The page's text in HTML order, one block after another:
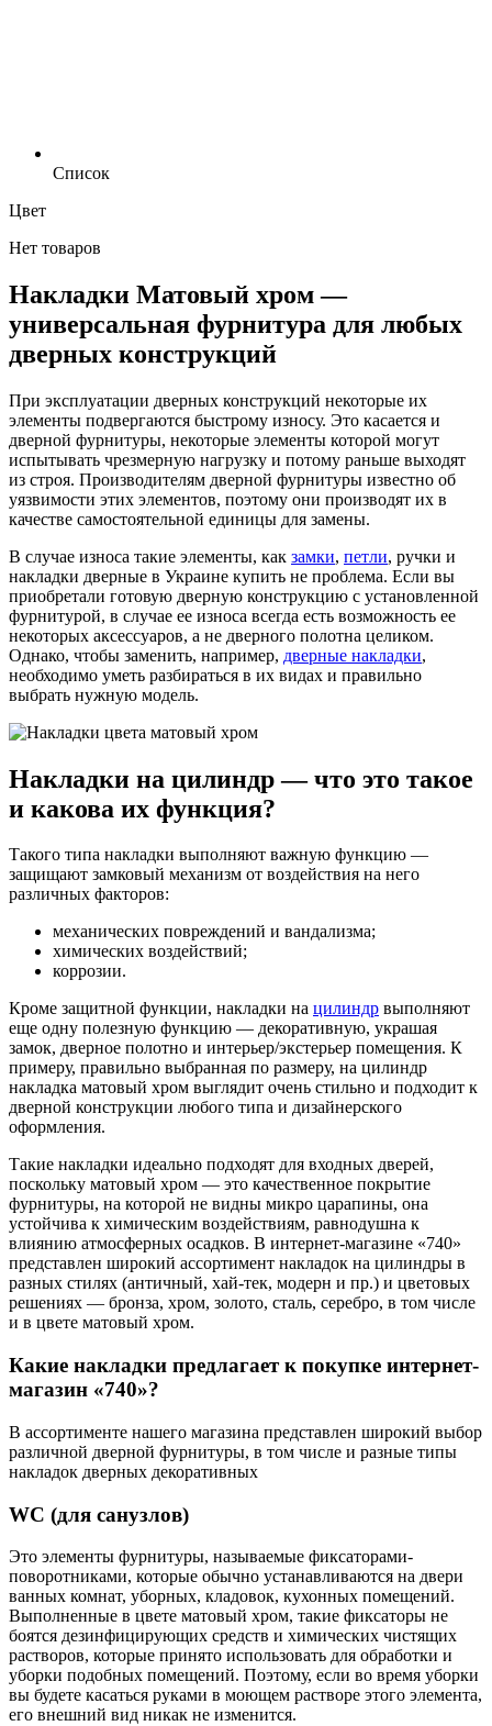
Список
Цвет
Нет товаров
Накладки Матовый хром —
универсальная фурнитура для любых
дверных конструкций
При эксплуатации дверных конструкций некоторые их
элементы подвергаются быстрому износу. Это касается и
дверной фурнитуры, некоторые элементы которой могут
испытывать чрезмерную нагрузку и потому раньше выходят
из строя. Производителям дверной фурнитуры известно об
уязвимости этих элементов, поэтому они производят их в
качестве самостоятельной единицы для замены.
В случае износа такие элементы, как замки, петли, ручки и
накладки дверные в Украине купить не проблема. Если вы
приобретали готовую дверную конструкцию с установленной
фурнитурой, в случае ее износа всегда есть возможность ее
некоторых аксессуаров, а не дверного полотна целиком.
Однако, чтобы заменить, например, дверные накладки,
необходимо уметь разбираться в их видах и правильно
выбрать нужную модель.
Накладки на цилиндр — что это такое
и какова их функция?
Такого типа накладки выполняют важную функцию —
защищают замковый механизм от воздействия на него
различных факторов:
механических повреждений и вандализма;
химических воздействий;
коррозии.
Кроме защитной функции, накладки на цилиндр выполняют
еще одну полезную функцию — декоративную, украшая
замок, дверное полотно и интерьер/экстерьер помещения. К
примеру, правильно выбранная по размеру, на цилиндр
накладка матовый хром выглядит очень стильно и подходит к
дверной конструкции любого типа и дизайнерского
оформления.
Такие накладки идеально подходят для входных дверей,
поскольку матовый хром — это качественное покрытие
фурнитуры, на которой не видны микро царапины, она
устойчива к химическим воздействиям, равнодушна к
влиянию атмосферных осадков. В интернет-магазине «740»
представлен широкий ассортимент накладок на цилиндры в
разных стилях (античный, хай-тек, модерн и пр.) и цветовых
решениях — бронза, хром, золото, сталь, серебро, в том числе
и в цвете матовый хром.
Какие накладки предлагает к покупке интернет-
магазин «740»?
В ассортименте нашего магазина представлен широкий выбор
различной дверной фурнитуры, в том числе и разные типы
накладок дверных декоративных
WC (для санузлов)
Это элементы фурнитуры, называемые фиксаторами-
поворотниками, которые обычно устанавливаются на двери
ванных комнат, уборных, кладовок, кухонных помещений.
Выполненные в цвете матовый хром, такие фиксаторы не
боятся дезинфицирующих средств и химических чистящих
растворов, которые принято использовать для обработки и
уборки подобных помещений. Поэтому, если во время уборки
вы будете касаться руками в моющем растворе этого элемента,
его внешний вид никак не изменится.